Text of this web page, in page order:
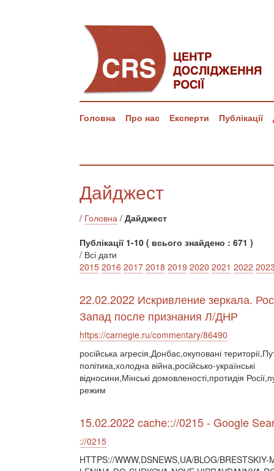
Головна Про нас Експерти Публікації
Дайджест
/ Головна / Дайджест
Публікації 1-10 ( всього знайдено : 671 )
/ Всі дати
2015 2016 2017 2018 2019 2020 2021 2022
22.02.2022 Искривление зеркала.
Запад после признания Л/ДНР
https://carnegie.ru/commentary/86490
російська агресія,Донбас,окуповані
політика,холодна війна,російсько-українські
відносини,Мінські домовленості,протидія
режим
15.02.2022 cache:://0215 - Google
://0215
HTTPS://WWW,DSNEWS,UA/BLOG/BRESTSKIY-